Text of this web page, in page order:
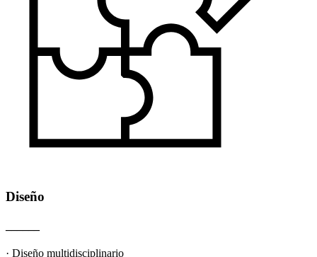
Diseño
· Diseño multidisciplinario